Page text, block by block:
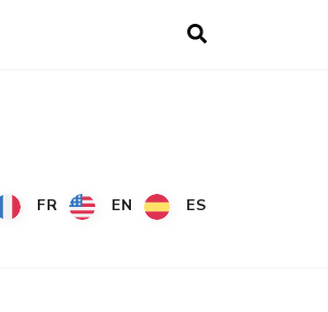
FR EN ES